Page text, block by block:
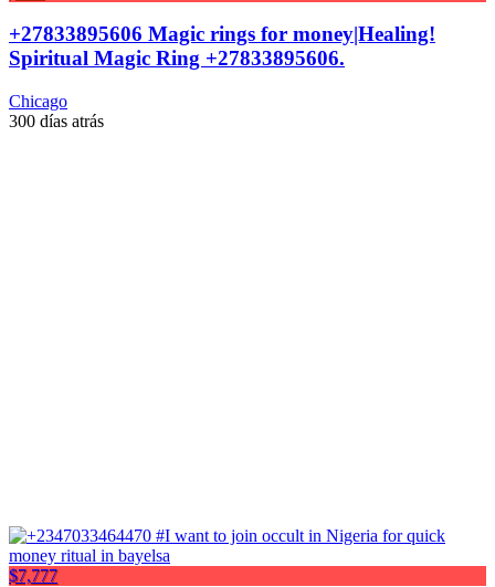
+27833895606 Magic rings for money|Healing!
Spiritual Magic Ring +27833895606.
Chicago
300 días atrás
$7,777